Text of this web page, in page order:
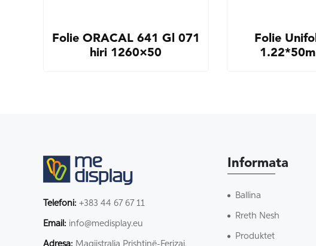
Folie ORACAL 641 Gl 071
hiri 1260×50
Folie
Telefoni: +383 44 67 67 11
Email: info@medisplay.eu
Adresa: Magjistralja Prishtinë-Ferizaj,
Informata
Ballina
Rreth Nesh
Produktet